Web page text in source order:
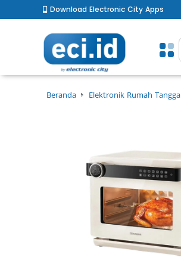
Download Electronic City Apps
Beranda Elektronik Rumah Tangga